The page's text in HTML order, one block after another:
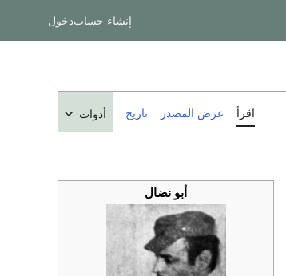
إنشاء حسابدخول
اقرأ عرض المصدر تاريخ أدوات
أبو نضال